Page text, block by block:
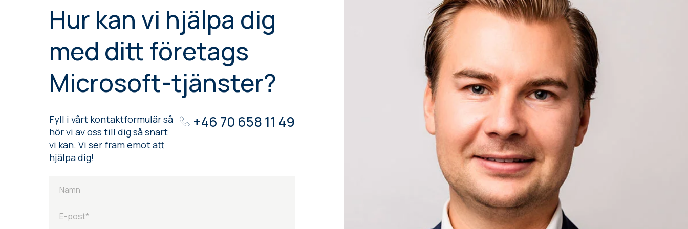
Hur kan vi hjälpa dig
med ditt företags
Microsoft-tjänster?
Fyll i vårt kontaktformulär så
hör vi av oss till dig så snart
vi kan. Vi ser fram emot att
hjälpa dig!
+46 70 658 11 49